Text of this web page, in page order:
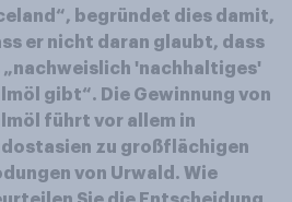
begründet dies damit,
er nicht daran glaubt, dass
„nachweislich 'nachhaltiges'
gibt“. Die Gewinnung von
führt vor allem in
zu großflächigen
von Urwald. Wie